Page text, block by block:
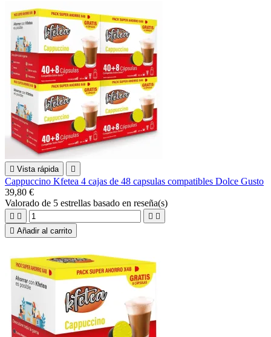
 Vista rápida 
Cappuccino Kfetea 4 cajas de 48 capsulas compatibles Dolce Gusto
39,80 €
Valorado de 5 estrellas basado en reseña(s)
   
 Añadir al carrito